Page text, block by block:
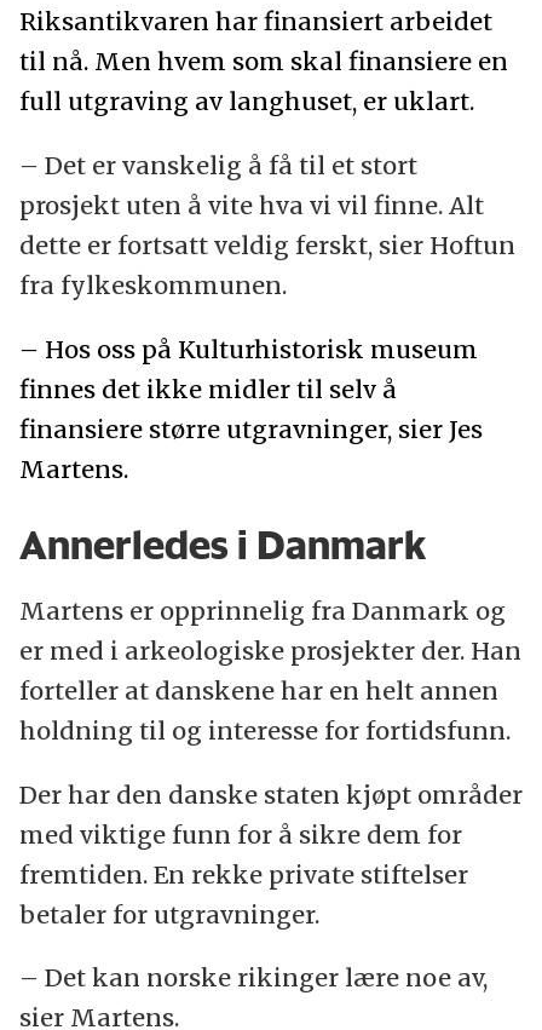
Riksantikvaren har finansiert arbeidet
til nå. Men hvem som skal finansiere en
full utgraving av langhuset, er uklart.
– Det er vanskelig å få til et stort
prosjekt uten å vite hva vi vil finne. Alt
dette er fortsatt veldig ferskt, sier Hoftun
fra fylkeskommunen.
– Hos oss på Kulturhistorisk museum
finnes det ikke midler til selv å
finansiere større utgravninger, sier Jes
Martens.
Annerledes i Danmark
Martens er opprinnelig fra Danmark og
er med i arkeologiske prosjekter der. Han
forteller at danskene har en helt annen
holdning til og interesse for fortidsfunn.
Der har den danske staten kjøpt områder
med viktige funn for å sikre dem for
fremtiden. En rekke private stiftelser
betaler for utgravninger.
– Det kan norske rikinger lære noe av,
sier Martens.